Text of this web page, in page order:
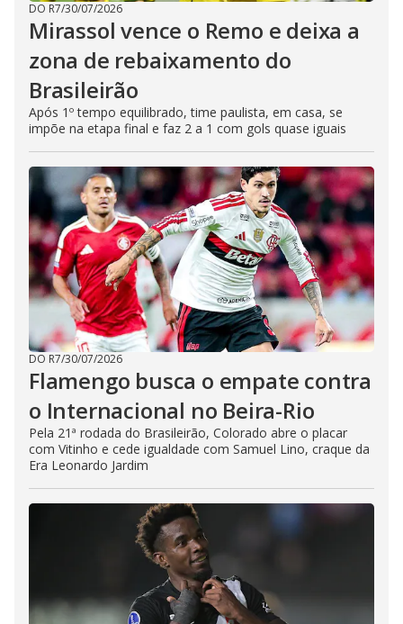
DO R7/30/07/2026
Mirassol vence o Remo e deixa a
zona de rebaixamento do
Brasileirão
Após 1º tempo equilibrado, time paulista, em casa, se
impõe na etapa final e faz 2 a 1 com gols quase iguais
DO R7/30/07/2026
Flamengo busca o empate contra
o Internacional no Beira-Rio
Pela 21ª rodada do Brasileirão, Colorado abre o placar
com Vitinho e cede igualdade com Samuel Lino, craque da
Era Leonardo Jardim